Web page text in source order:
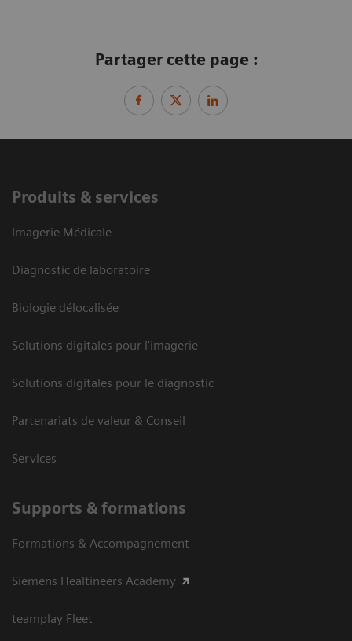
Partager cette page :
Produits & services
Imagerie Médicale
Diagnostic de laboratoire
Biologie délocalisée
Solutions digitales pour l'imagerie
Solutions digitales pour le diagnostic
Partenariats de valeur & Conseil
Services
Supports & formations
Formations & Accompagnement
Siemens Healtineers Academy
teamplay Fleet